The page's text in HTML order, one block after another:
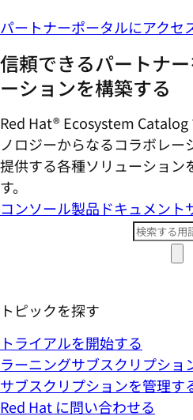
パートナーポータルにアクセ
信頼できるパートナ
ーションを構築する
Red Hat® Ecosystem
ノロジーからなるコラボレー
提供する各種ソリューション
す。
コンソール製品ドキュメント
トピックを探す
トライアルを開始する
ラーニングサブスクリプショ
サブスクリプションを管理す
Red Hat に問い合わせる